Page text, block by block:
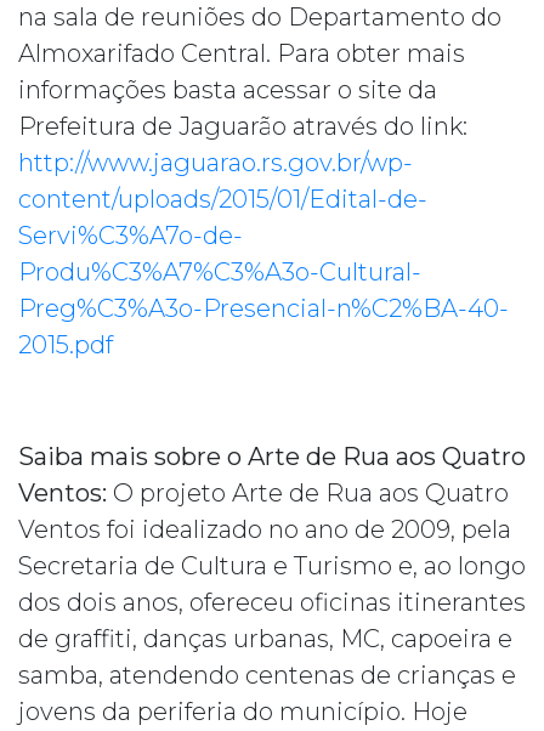
na sala de reuniões do Departamento do
Almoxarifado Central. Para obter mais
informações basta acessar o site da
Prefeitura de Jaguarão através do link:
http://www.jaguarao.rs.gov.br/wp-
content/uploads/2015/01/Edital-de-
Servi%C3%A7o-de-
Produ%C3%A7%C3%A3o-Cultural-
Preg%C3%A3o-Presencial-n%C2%BA-40-
2015.pdf
Saiba mais sobre o Arte de Rua aos Quatro
Ventos: O projeto Arte de Rua aos Quatro
Ventos foi idealizado no ano de 2009, pela
Secretaria de Cultura e Turismo e, ao longo
dos dois anos, ofereceu oficinas itinerantes
de graffiti, danças urbanas, MC, capoeira e
samba, atendendo centenas de crianças e
jovens da periferia do município. Hoje